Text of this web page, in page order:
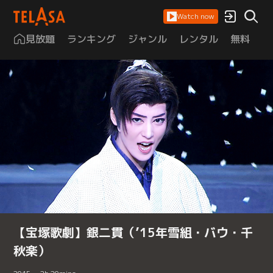
Watch now
見放題 ランキング ジャンル レンタル 無料
【宝塚歌劇】銀二貫（’15年雪組・バウ・千
秋楽）